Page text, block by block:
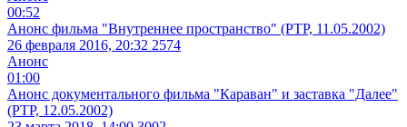
00:52
Анонс фильма "Внутреннее пространство" (РТР, 11.05.2002)
26 февраля 2016, 20:32 2574
Анонс
01:00
Анонс документального фильма "Караван" и заставка "Далее"
(РТР, 12.05.2002)